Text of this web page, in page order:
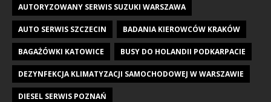
AUTORYZOWANY SERWIS SUZUKI WARSZAWA
AUTO SERWIS SZCZECIN BADANIA KIEROWCÓW KRAKÓW
BAGAŻÓWKI KATOWICE BUSY DO HOLANDII PODKARPACIE
DEZYNFEKCJA KLIMATYZACJI SAMOCHODOWEJ W WARSZAWIE
DIESEL SERWIS POZNAŃ